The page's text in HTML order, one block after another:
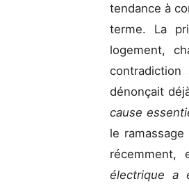
tendance à
terme. La
logement,
contradiction
dénonçait
cause
le
récemment,
électrique a